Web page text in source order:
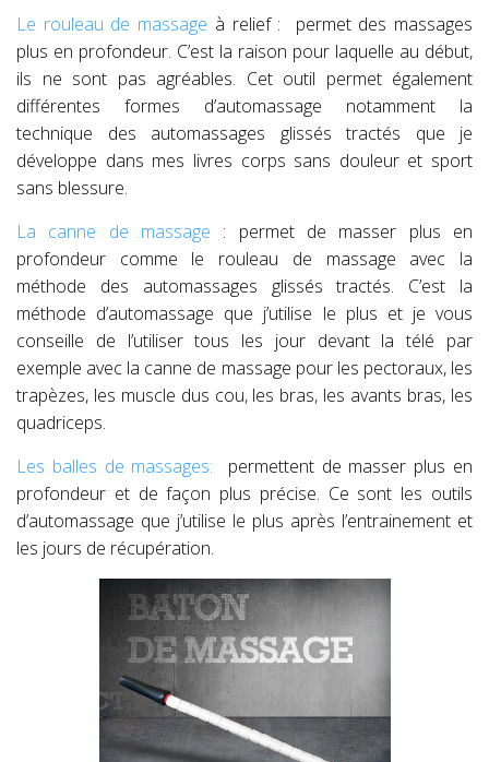
Le rouleau de massage à relief : permet des massages
plus en profondeur. C’est la raison pour laquelle au début,
ils ne sont pas agréables. Cet outil permet également
différentes formes d’automassage notamment la
technique des automassages glissés tractés que je
développe dans mes livres corps sans douleur et sport
sans blessure.
La canne de massage : permet de masser plus en
profondeur comme le rouleau de massage avec la
méthode des automassages glissés tractés. C’est la
méthode d’automassage que j’utilise le plus et je vous
conseille de l’utiliser tous les jour devant la télé par
exemple avec la canne de massage pour les pectoraux, les
trapèzes, les muscle dus cou, les bras, les avants bras, les
quadriceps.
Les balles de massages:
permettent de masser plus en
profondeur et de façon plus précise. Ce sont les outils
d’automassage que j’utilise le plus après l’entrainement et
les jours de récupération.